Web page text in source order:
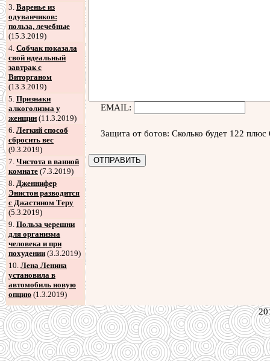
3. Варенье из
одуванчиков:
польза, лечебные
(15.3.2019)
4. Собчак показала
свой идеальный
завтрак с
Виторганом
(13.3.2019)
5. Признаки
алкоголизма у
женщин (11.3.2019)
6. Легкий способ
сбросить вес
(9.3.2019)
7. Чистота в ванной
комнате (7.3.2019)
8. Дженнифер
Энистон разводится
с Джастином Теру
(5.3.2019)
9. Польза черешни
для организма
человека и при
похудении (3.3.2019)
10. Лена Ленина
установила в
автомобиль новую
опцию (1.3.2019)
EMAIL:
Защита от ботов: Сколько будет 122